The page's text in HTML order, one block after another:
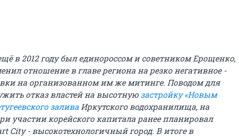
в 2012 году был единороссом и советником Ерощенко,
отношение в главе региона на резко негативное -
на организованном им же митинге. Поводом для
отказ властей на высотнуюзастройку «Новым
залива Иркутского водохранилища, на
участии корейского капитала ранее планировал
City - высокотехнологичный город. В итоге в